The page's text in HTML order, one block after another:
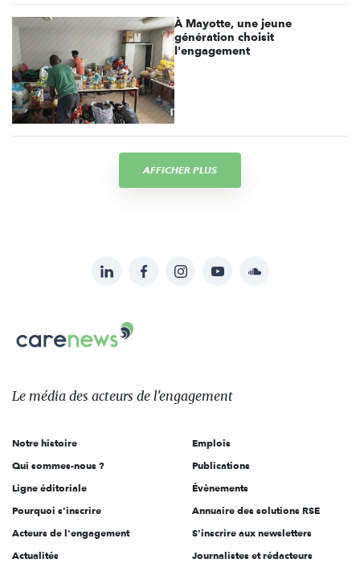
À Mayotte, une jeune
génération choisit
l'engagement
AFFICHER PLUS
sur:
LinkedInFacebookInstagramYouTubeSoundcloud
Carenews,
Le
des
l'engagement
Le média des acteurs de l'engagement
Notre histoire
Qui sommes-nous ?
Ligne éditoriale
Pourquoi s'inscrire
Acteurs de l'engagement
Actualités
Emplois
Publications
Évènements
Annuaire des solutions RSE
S'inscrire aux newsletters
Journalistes et rédacteurs